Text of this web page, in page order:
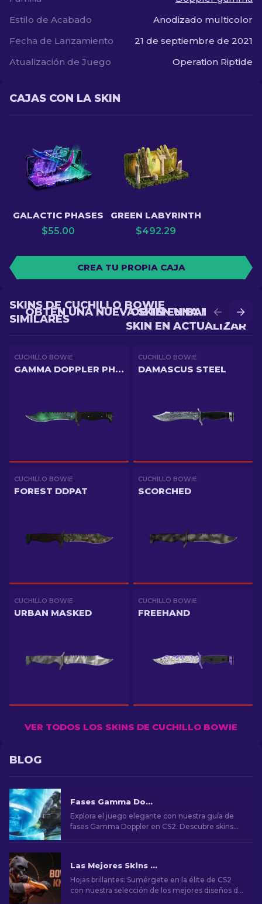
Estilo de Acabado
Anodizado multicolor
Fecha de Lanzamiento
21 de septiembre de 2021
Atualización de Juego
Operation Riptide
CAJAS CON LA SKIN
GALACTIC PHASES
$55.00
GREEN LABYRINTH
$492.29
CREA TU PROPIA CAJA
OBTÉN UNA MEJOR
SKIN EN ACTUALIZAR
OBTÉN UNA NUEVA SKIN EN BATALLA
SKINS DE CUCHILLO BOWIE
SIMILARES
CUCHILLO BOWIE
GAMMA DOPPLER PHASE 2
CUCHILLO BOWIE
DAMASCUS STEEL
CUCHILLO BOWIE
FOREST DDPAT
CUCHILLO BOWIE
SCORCHED
CUCHILLO BOWIE
URBAN MASKED
CUCHILLO BOWIE
FREEHAND
VER TODOS LOS SKINS DE CUCHILLO BOWIE
BLOG
Fases Gamma Doppler en CS2
Explora el juego elegante con nuestra guía de
fases Gamma Doppler en CS2. Descubre skins
Las Mejores Skins de Cuchillos Bowie en CS2
Hojas brillantes: Sumérgete en la élite de CS2
con nuestra selección de los mejores diseños de